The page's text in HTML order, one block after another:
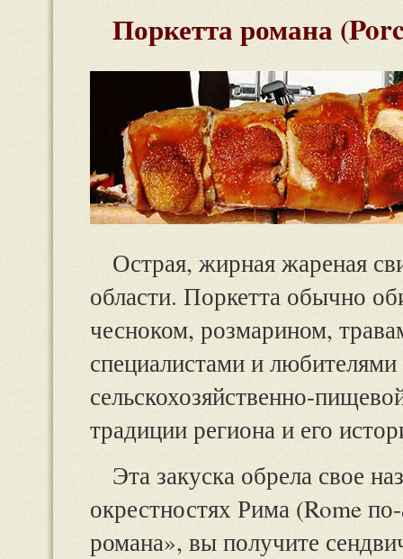
Поркетта романа
Острая, жирная жареная
области. Поркетта обычно
чесноком, розмарином,
специалистами и
сельскохозяйственно-
традиции региона и его
Эта закуска обрела свое
окрестностях Рима (Rome
романа», вы получите